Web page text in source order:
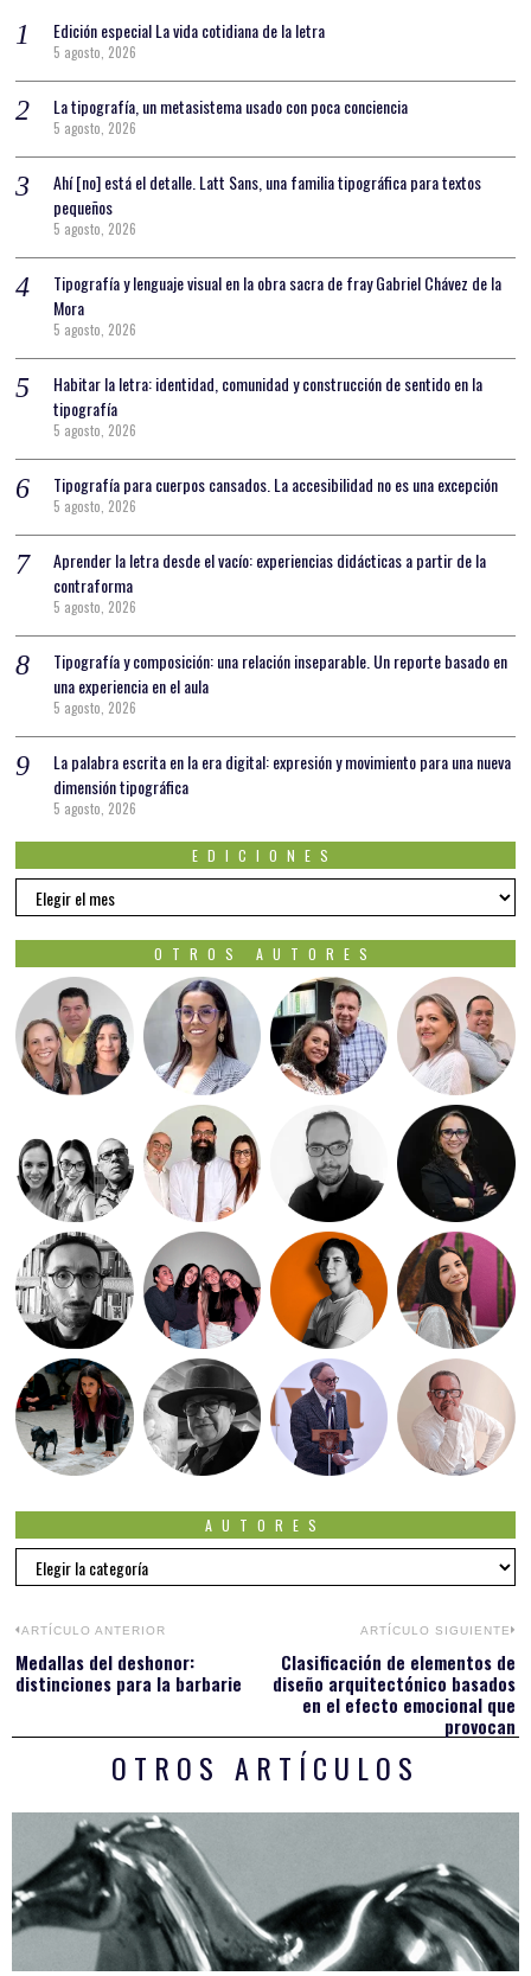
Edición especial La vida cotidiana de la letra
5 agosto, 2026
La tipografía, un metasistema usado con poca conciencia
5 agosto, 2026
Ahí [no] está el detalle. Latt Sans, una familia tipográfica para textos
pequeños
5 agosto, 2026
Tipografía y lenguaje visual en la obra sacra de fray Gabriel Chávez de la
Mora
5 agosto, 2026
Habitar la letra: identidad, comunidad y construcción de sentido en la
tipografía
5 agosto, 2026
Tipografía para cuerpos cansados. La accesibilidad no es una excepción
5 agosto, 2026
Aprender la letra desde el vacío: experiencias didácticas a partir de la
contraforma
5 agosto, 2026
Tipografía y composición: una relación inseparable. Un reporte basado en
una experiencia en el aula
5 agosto, 2026
La palabra escrita en la era digital: expresión y movimiento para una nueva
dimensión tipográfica
5 agosto, 2026
EDICIONES
EDICIONES
OTROS AUTORES
AUTORES
Autores
Navegación
de
entradas
ARTÍCULO ANTERIOR
Previous
post:
Medallas del deshonor:
distinciones para la barbarie
ARTÍCULO SIGUIENTE
Clasificación de elementos de
diseño arquitectónico basados
en el efecto emocional que
provocan
OTROS ARTÍCULOS